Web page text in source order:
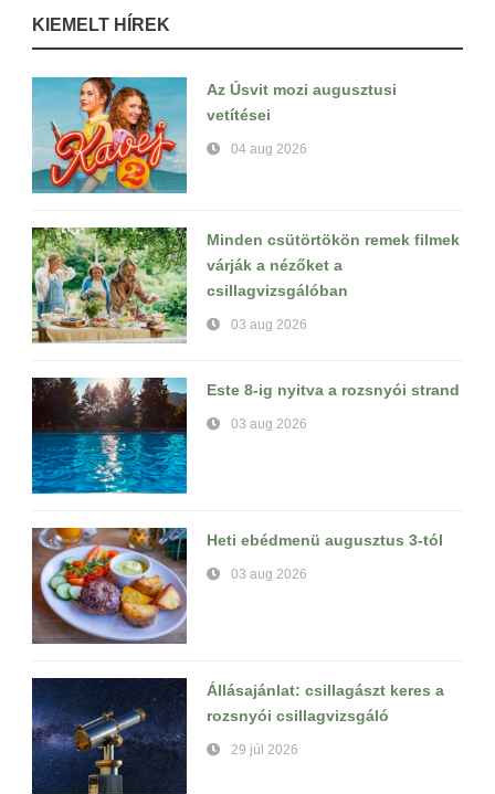
KIEMELT HÍREK
Az Úsvit mozi augusztusi
vetítései
04 aug 2026
Minden csütörtökön remek filmek
várják a nézőket a
csillagvizsgálóban
03 aug 2026
Este 8-ig nyitva a rozsnyói strand
03 aug 2026
Heti ebédmenü augusztus 3-tól
03 aug 2026
Állásajánlat: csillagászt keres a
rozsnyói csillagvizsgáló
29 júl 2026